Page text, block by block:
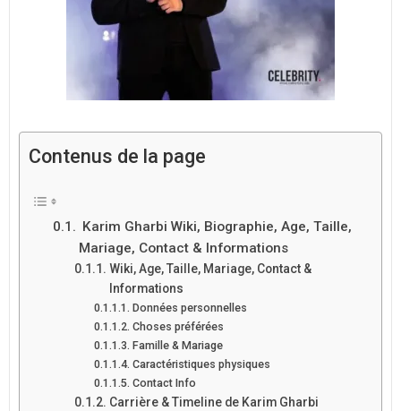
Contenus de la page
Karim Gharbi Wiki, Biographie, Age, Taille,
Mariage, Contact & Informations
Wiki, Age, Taille, Mariage, Contact &
Informations
Données personnelles
Choses préférées
Famille & Mariage
Caractéristiques physiques
Contact Info
Carrière & Timeline de Karim Gharbi